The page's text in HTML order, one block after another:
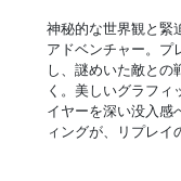
神秘的な世界観と緊
アドベンチャー。プ
し、謎めいた敵との
く。美しいグラフィ
イヤーを深い没入感
ィングが、リプレイ